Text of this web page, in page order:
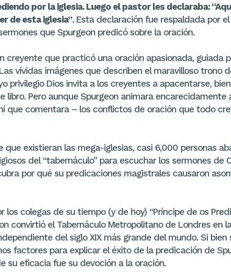
por la iglesia.Luego el pastor les declaraba:
de esta iglesia”. Esta declaración fue respaldada por
que Spurgeon predicó sobre la oración.
creyente que practicó una oración apasionada, guiada
vívidas imágenes que describen el maravilloso trono
privilegio Dios invita a los creyentes a apacentarse,
libro. Pero aunque Spurgeon animara encarecidamente
que comentara – los conflictos de oración que todo
que existieran las mega-iglesias, casi 6,000 personas
del “tabernáculo” para escuchar los sermones de
por qué su predicaciones magistrales causaron
los colegas de su tiempo (y de hoy) “Príncipe de os
convirtió el Tabernáculo Metropolitano de Londres en la
del siglo XIX más grande del mundo. Si bien
factores para explicar el éxito de la predicación de
su eficacia fue su devoción a la oración.